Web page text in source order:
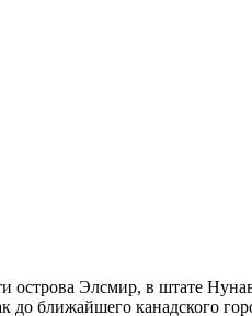
острова Элсмир, в штате
ближайшего канадского